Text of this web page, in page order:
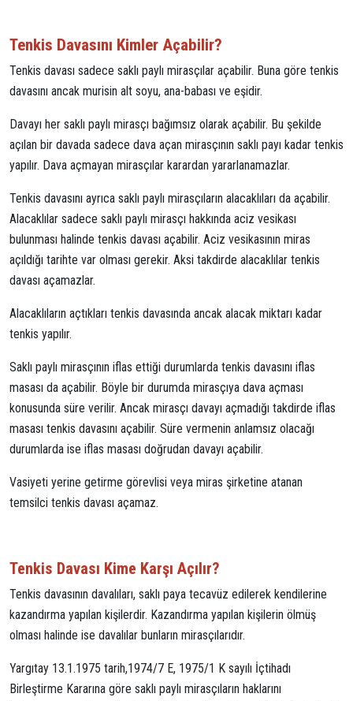
Tenkis Davasını Kimler Açabilir?
Tenkis davası sadece saklı paylı mirasçılar açabilir. Buna göre tenkis
davasını ancak murisin alt soyu, ana-babası ve eşidir.
Davayı her saklı paylı mirasçı bağımsız olarak açabilir. Bu şekilde
açılan bir davada sadece dava açan mirasçının saklı payı kadar tenkis
yapılır. Dava açmayan mirasçılar karardan yararlanamazlar.
Tenkis davasını ayrıca saklı paylı mirasçıların alacaklıları da açabilir.
Alacaklılar sadece saklı paylı mirasçı hakkında aciz vesikası
bulunması halinde tenkis davası açabilir. Aciz vesikasının miras
açıldığı tarihte var olması gerekir. Aksi takdirde alacaklılar tenkis
davası açamazlar.
Alacaklıların açtıkları tenkis davasında ancak alacak miktarı kadar
tenkis yapılır.
Saklı paylı mirasçının iflas ettiği durumlarda tenkis davasını iflas
masası da açabilir. Böyle bir durumda mirasçıya dava açması
konusunda süre verilir. Ancak mirasçı davayı açmadığı takdirde iflas
masası tenkis davasını açabilir. Süre vermenin anlamsız olacağı
durumlarda ise iflas masası doğrudan davayı açabilir.
Vasiyeti yerine getirme görevlisi veya miras şirketine atanan
temsilci tenkis davası açamaz.
Tenkis Davası Kime Karşı Açılır?
Tenkis davasının davalıları, saklı paya tecavüz edilerek kendilerine
kazandırma yapılan kişilerdir. Kazandırma yapılan kişilerin ölmüş
olması halinde ise davalılar bunların mirasçılarıdır.
Yargıtay 13.1.1975 tarih,1974/7 E, 1975/1 K sayılı İçtihadı
Birleştirme Kararına göre saklı paylı mirasçıların haklarını